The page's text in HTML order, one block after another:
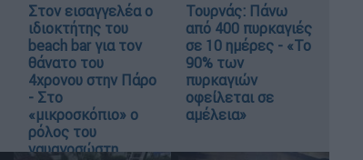
Στον εισαγγελέα ο
ιδιοκτήτης του
beach bar για τον
θάνατο του
4χρονου στην Πάρο
- Στο
«μικροσκόπιο» ο
ρόλος του
ναυαγοσώστη
Τουρνάς: Πάνω
από 400 πυρκαγιές
σε 10 ημέρες - «Το
90% των
πυρκαγιών
οφείλεται σε
αμέλεια»